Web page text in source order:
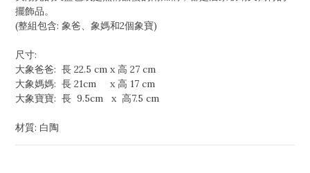
擺飾品。
(整組包含: 象爸、象媽和2個象寶)
尺寸:
大象爸爸:  長 22.5 cm x 高 27 cm
大象媽媽:  長 21cm     x 高 17 cm
大象寶寶:  長  9.5cm   x  高7.5 cm
材質: 白陶